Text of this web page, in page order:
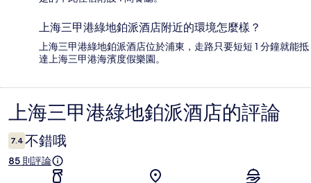
上海三甲港綠地鉑派酒店附近的環境怎麼樣？
上海三甲港綠地鉑派酒店位於浦東，走路只要短短 1 分鐘就能抵
達上海三甲港海濱度假樂園。
評
論
上海三甲港綠地鉑派酒店的評論
7.4 不錯哦
85 則評論